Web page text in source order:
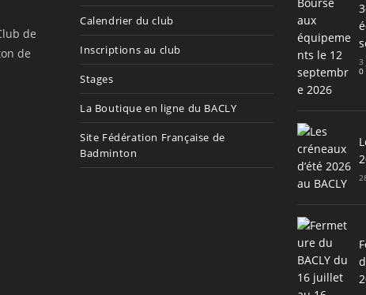
de
de
Calendrier du club
Inscriptions au club
Stages
La Boutique en ligne du BACLY
Site Fédération Française de
Badminton
3
0